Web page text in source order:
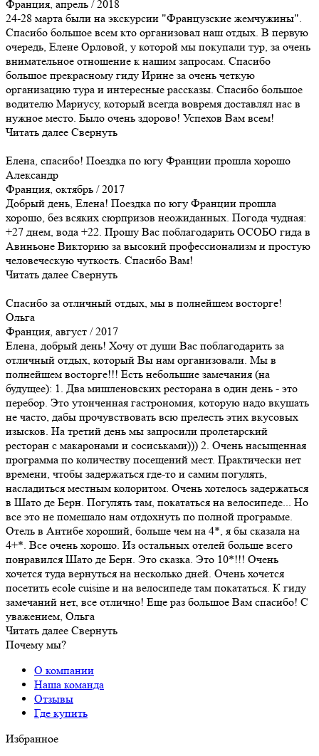
Франция, апрель / 2018
24-28 марта были на экскурсии "Французские жемчужины".
Спасибо большое всем кто организовал наш отдых. В первую
очередь, Елене Орловой, у которой мы покупали тур, за очень
внимательное отношение к нашим запросам. Спасибо
большое прекрасному гиду Ирине за очень четкую
организацию тура и интересные рассказы. Спасибо большое
водителю Мариусу, который всегда вовремя доставлял нас в
нужное место. Было очень здорово! Успехов Вам всем!
Читать далее Свернуть
Елена, спасибо! Поездка по югу Франции прошла хорошо
Александр
Франция, октябрь / 2017
Добрый день, Елена! Поездка по югу Франции прошла
хорошо, без всяких сюрпризов неожиданных. Погода чудная:
+27 днем, вода +22. Прошу Вас поблагодарить ОСОБО гида в
Авиньоне Викторию за высокий профессионализм и простую
человеческую чуткость. Спасибо Вам!
Читать далее Свернуть
Спасибо за отличный отдых, мы в полнейшем восторге!
Ольга
Франция, август / 2017
Елена, добрый день! Хочу от души Вас поблагодарить за
отличный отдых, который Вы нам организовали. Мы в
полнейшем восторге!!! Есть небольшие замечания (на
будущее): 1. Два мишленовских ресторана в один день - это
перебор. Это утонченная гастрономия, которую надо вкушать
не часто, дабы прочувствовать всю прелесть этих вкусовых
изысков. На третий день мы запросили пролетарский
ресторан с макаронами и сосиськами))) 2. Очень насыщенная
программа по количеству посещений мест. Практически нет
времени, чтобы задержаться где-то и самим погулять,
насладиться местным колоритом. Очень хотелось задержаться
в Шато де Берн. Погулять там, покататься на велосипеде... Но
все это не помешало нам отдохнуть по полной программе.
Отель в Антибе хороший, больше чем на 4*, я бы сказала на
4+*. Все очень хорошо. Из остальных отелей больше всего
понравился Шато де Берн. Это сказка. Это 10*!!! Очень
хочется туда вернуться на несколько дней. Очень хочется
посетить ecole cuisine и на велосипеде там покататься. К гиду
замечаний нет, все отлично! Еще раз большое Вам спасибо! С
уважением, Ольга
Читать далее Свернуть
Почему мы?
О компании
Наша команда
Отзывы
Где купить
Избранное